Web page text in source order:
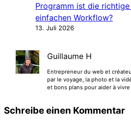
Programm ist die
einfachen Workflow?
13. Juli 2026
Guillaume H
Entrepreneur du web et
par le voyage, la photo et la
et bons plans pour aider à
Schreibe einen Kommentar